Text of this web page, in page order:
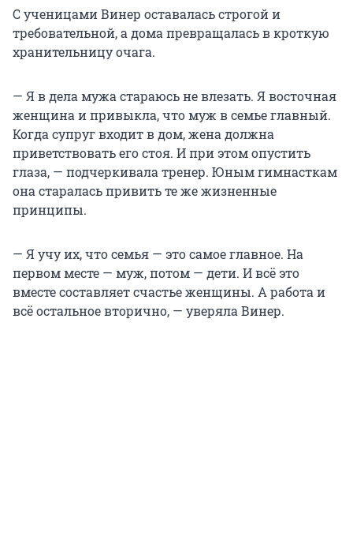
С ученицами Винер оставалась строгой и
требовательной, а дома превращалась в кроткую
хранительницу очага.
— Я в дела мужа стараюсь не влезать. Я восточная
женщина и привыкла, что муж в семье главный.
Когда супруг входит в дом, жена должна
приветствовать его стоя. И при этом опустить
глаза, — подчеркивала тренер. Юным гимнасткам
она старалась привить те же жизненные
принципы.
— Я учу их, что семья — это самое главное. На
первом месте — муж, потом — дети. И всё это
вместе составляет счастье женщины. А работа и
всё остальное вторично, — уверяла Винер.